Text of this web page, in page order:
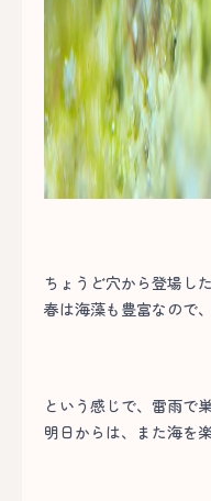
ちょうど穴から登場し
春は海藻も豊富なので
という感じで、雷雨で
明日からは、また海を